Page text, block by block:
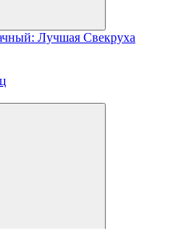
Лучшая Свекруха